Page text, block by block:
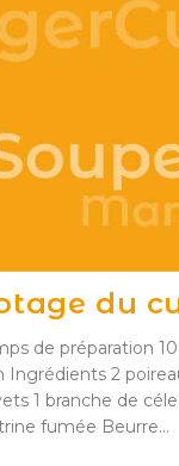
du
de préparation
Ingrédients 2
1 branche de
fumée Beurre…